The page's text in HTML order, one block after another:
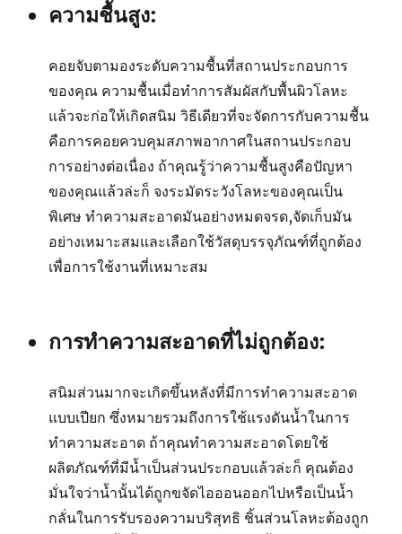
ความชื้นสูง:
คอยจับตามองระดับความชื้นที่สถานประกอบการ
ของคุณ ความชื้นเมื่อทำการสัมผัสกับพื้นผิวโลหะ
แล้วจะก่อให้เกิดสนิม วิธีเดียวที่จะจัดการกับความชื้น
คือการคอยควบคุมสภาพอากาศในสถานประกอบ
การอย่างต่อเนื่อง ถ้าคุณรู้ว่าความชื้นสูงคือปัญหา
ของคุณแล้วล่ะก็ จงระมัดระวังโลหะของคุณเป็น
พิเศษ ทำความสะอาดมันอย่างหมดจรด,จัดเก็บมัน
อย่างเหมาะสมและเลือกใช้วัสดุบรรจุภัณฑ์ที่ถูกต้อง
เพื่อการใช้งานที่เหมาะสม
การทำความสะอาดที่ไม่ถูกต้อง:
สนิมส่วนมากจะเกิดขึ้นหลังที่มีการทำความสะอาด
แบบเปียก ซึ่งหมายรวมถึงการใช้แรงดันน้ำในการ
ทำความสะอาด ถ้าคุณทำความสะอาดโดยใช้
ผลิตภัณฑ์ที่มีน้ำเป็นส่วนประกอบแล้วล่ะก็ คุณต้อง
มั่นใจว่าน้ำนั้นได้ถูกขจัดไอออนออกไปหรือเป็นน้ำ
กลั่นในการรับรองความบริสุทธิ ชิ้นส่วนโลหะต้องถูก